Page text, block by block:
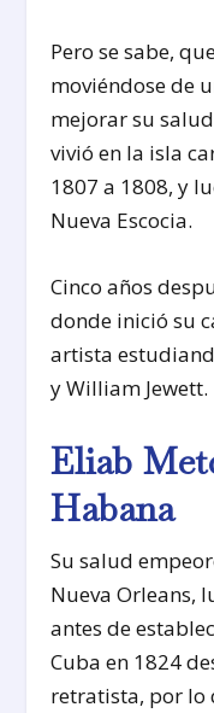
Pero se sabe,
moviéndose de
mejorar su
vivió en la isla
1807 a 1808, y
Nueva Escocia.
Cinco años
donde inició su
artista
y William Jewett.
Eliab
Habana
Su salud
Nueva Orleans,
antes de
Cuba en 1824
retratista, por lo